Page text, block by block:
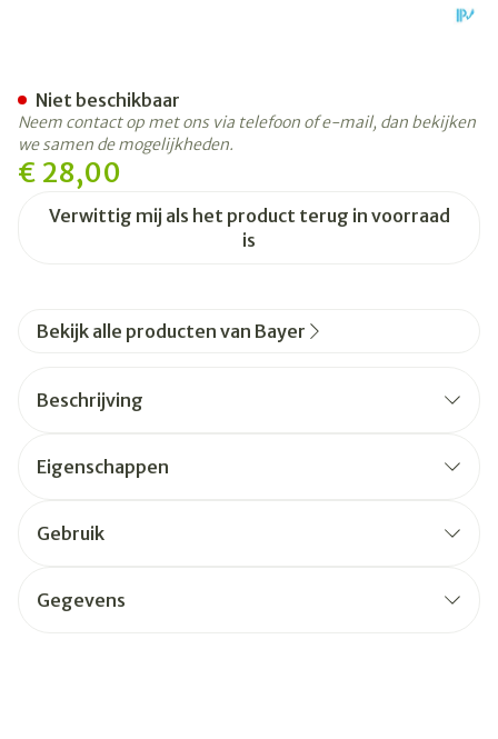
€ 28,00
Verwittig mij als het product terug in voorraad
is
Niet beschikbaar
Neem contact op met ons via telefoon of e-mail, dan bekijken
we samen de mogelijkheden.
Bekijk alle producten van Bayer
Beschrijving
Eigenschappen
Gebruik
Gegevens